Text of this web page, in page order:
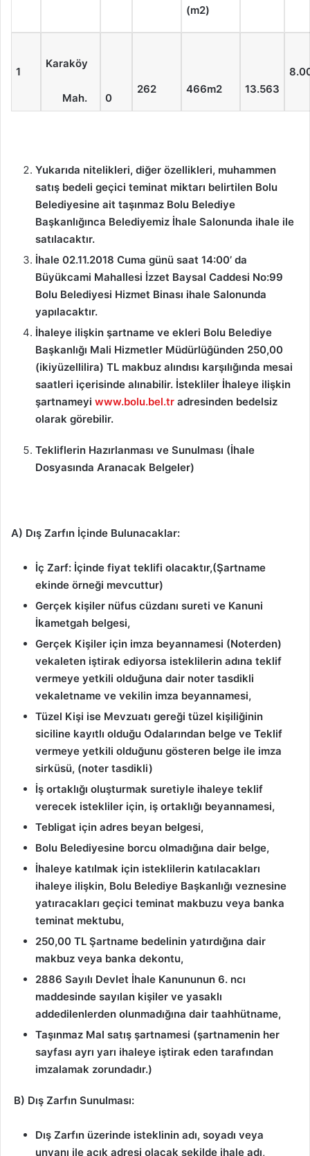
(m2)
1
Karaköy
Mah. 0
262 466m2 13.563
Yukarıda nitelikleri, diğer özellikleri, muhammen
satış bedeli geçici teminat miktarı belirtilen Bolu
Belediyesine ait taşınmaz Bolu Belediye
Başkanlığınca Belediyemiz İhale Salonunda ihale ile
satılacaktır.
İhale 02.11.2018 Cuma günü saat 14:00’ da
Büyükcami Mahallesi İzzet Baysal Caddesi No:99
Bolu Belediyesi Hizmet Binası ihale Salonunda
yapılacaktır.
İhaleye ilişkin şartname ve ekleri Bolu Belediye
Başkanlığı Mali Hizmetler Müdürlüğünden 250,00
(ikiyüzellilira) TL makbuz alındısı karşılığında mesai
saatleri içerisinde alınabilir. İstekliler İhaleye ilişkin
şartnameyi www.bolu.bel.tr adresinden bedelsiz
olarak görebilir.
Tekliflerin Hazırlanması ve Sunulması (İhale
Dosyasında Aranacak Belgeler)
A) Dış Zarfın İçinde Bulunacaklar:
İç Zarf: İçinde fiyat teklifi olacaktır,(Şartname
ekinde örneği mevcuttur)
Gerçek kişiler nüfus cüzdanı sureti ve Kanuni
İkametgah belgesi,
Gerçek Kişiler için imza beyannamesi (Noterden)
vekaleten iştirak ediyorsa isteklilerin adına teklif
vermeye yetkili olduğuna dair noter tasdikli
vekaletname ve vekilin imza beyannamesi,
Tüzel Kişi ise Mevzuatı gereği tüzel kişiliğinin
siciline kayıtlı olduğu Odalarından belge ve Teklif
vermeye yetkili olduğunu gösteren belge ile imza
sirküsü, (noter tasdikli)
İş ortaklığı oluşturmak suretiyle ihaleye teklif
verecek istekliler için, iş ortaklığı beyannamesi,
Tebligat için adres beyan belgesi,
Bolu Belediyesine borcu olmadığına dair belge,
İhaleye katılmak için isteklilerin katılacakları
ihaleye ilişkin, Bolu Belediye Başkanlığı veznesine
yatıracakları geçici teminat makbuzu veya banka
teminat mektubu,
250,00 TL Şartname bedelinin yatırdığına dair
makbuz veya banka dekontu,
2886 Sayılı Devlet İhale Kanununun 6. ncı
maddesinde sayılan kişiler ve yasaklı
addedilenlerden olunmadığına dair taahhütname,
Taşınmaz Mal satış şartnamesi (şartnamenin her
sayfası ayrı yarı ihaleye iştirak eden tarafından
imzalamak zorundadır.)
B) Dış Zarfın Sunulması:
Dış Zarfın üzerinde isteklinin adı, soyadı veya
unvanı ile açık adresi olacak şekilde ihale adı,